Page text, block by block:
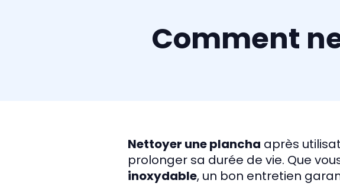
Comment
Nettoyer une plancha après
prolonger sa durée de vie. Que
inoxydable, un bon entretien